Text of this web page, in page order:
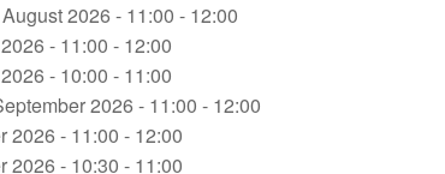
2026 - 11:00 - 12:00
- 11:00 - 12:00
- 10:00 - 11:00
2026 - 11:00 - 12:00
2026 - 11:00 - 12:00
2026 - 10:30 - 11:00